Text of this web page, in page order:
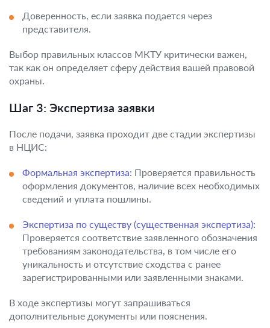
Доверенность, если заявка подается через
представителя.
Выбор правильных классов МКТУ критически важен,
так как он определяет сферу действия вашей правовой
охраны.
Шаг 3: Экспертиза заявки
После подачи, заявка проходит две стадии экспертизы
в НЦИС:
Формальная экспертиза: Проверяется правильность
оформления документов, наличие всех необходимых
сведений и уплата пошлины.
Экспертиза по существу (существенная экспертиза):
Проверяется соответствие заявленного обозначения
требованиям законодательства, в том числе его
уникальность и отсутствие сходства с ранее
зарегистрированными или заявленными знаками.
В ходе экспертизы могут запрашиваться
дополнительные документы или пояснения.